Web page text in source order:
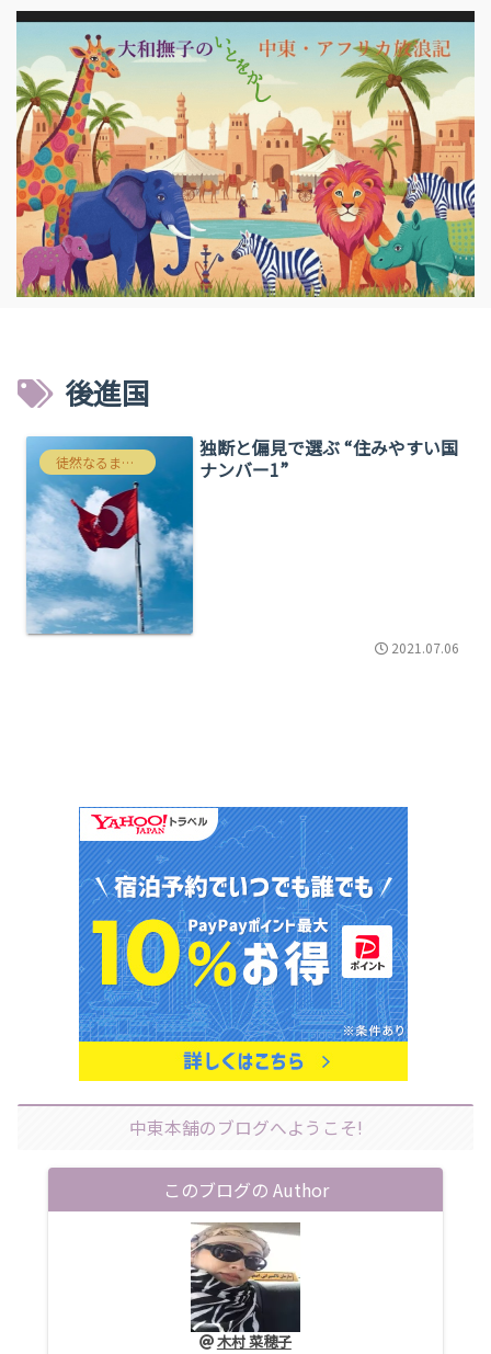
後進国
徒然なるままにわたくしごと
独断と偏見で選ぶ “住みやすい国
ナンバー1”
2021.07.06
中東本舗のブログへようこそ!
このブログの Author
木村 菜穂子